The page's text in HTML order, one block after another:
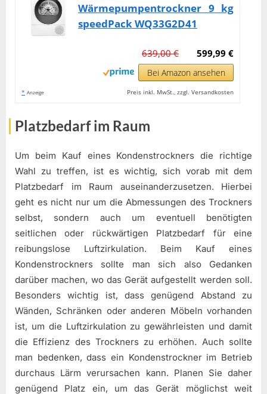
Wärmepumpentrockner 9 kg
speedPack WQ33G2D41
599,99 €
639,00 €
Bei Amazon ansehen
* Anzeige Preis inkl. MwSt., zzgl. Versandkosten
Platzbedarf im Raum
Um beim Kauf eines Kondenstrockners die richtige
Wahl zu treffen, ist es wichtig, sich vorab mit dem
Platzbedarf im Raum auseinanderzusetzen. Hierbei
geht es nicht nur um die Abmessungen des Trockners
selbst, sondern auch um eventuell benötigten
seitlichen oder rückwärtigen Platzbedarf für eine
reibungslose Luftzirkulation. Beim Kauf eines
Kondenstrockners sollte man sich also Gedanken
darüber machen, wo das Gerät aufgestellt werden soll.
Besonders wichtig ist, dass genügend Abstand zu
Wänden, Schränken oder anderen Möbeln vorhanden
ist, um die Luftzirkulation zu gewährleisten und damit
die Effizienz des Trockners zu erhöhen. Auch sollte
man bedenken, dass ein Kondenstrockner im Betrieb
durchaus Lärm verursachen kann. Planen Sie daher
genügend Platz ein, um das Gerät möglichst weit